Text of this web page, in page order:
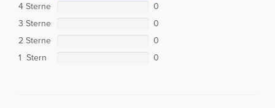
4 Sterne
0
3 Sterne
0
2 Sterne
0
1 Stern
0